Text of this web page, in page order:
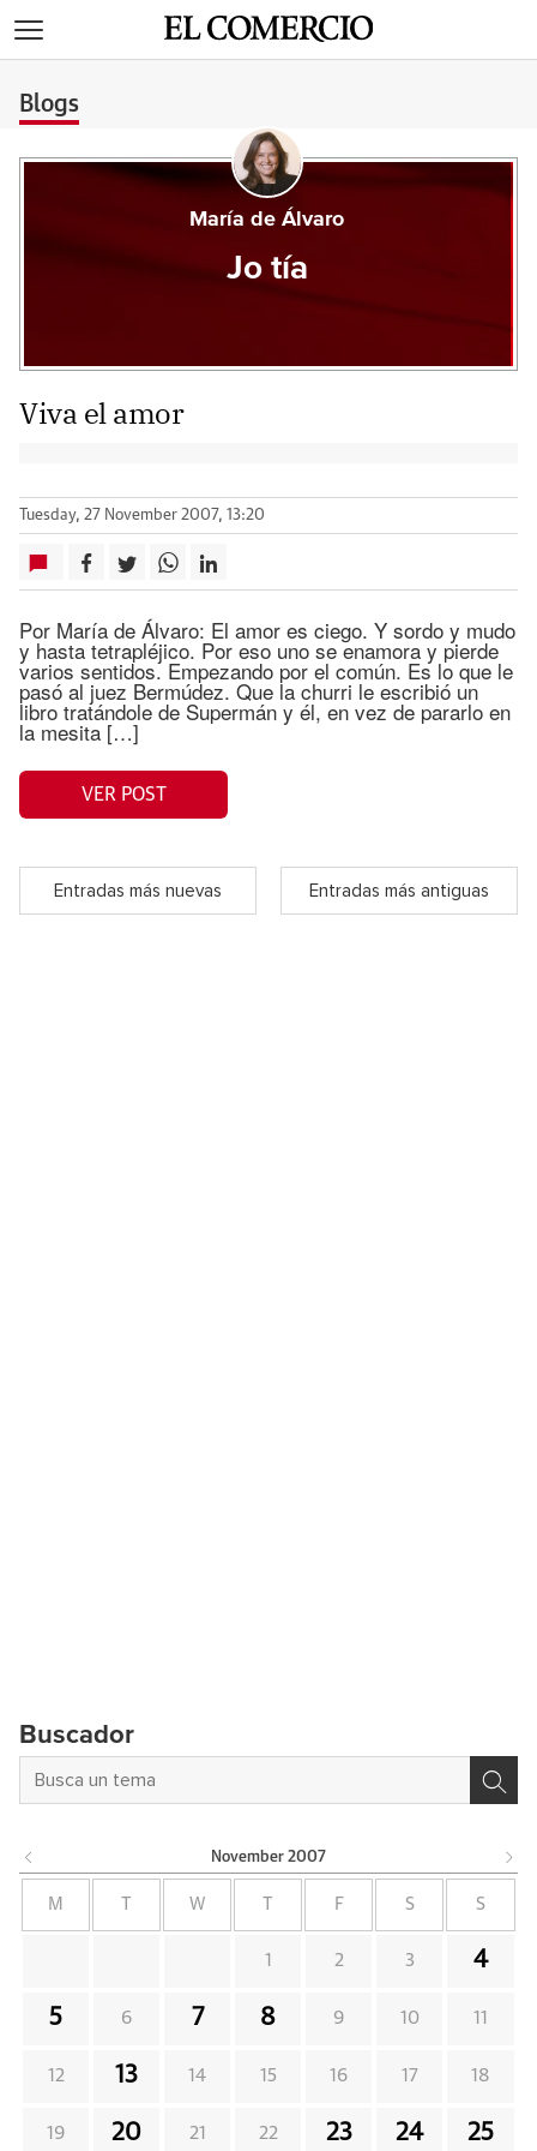
Blogs
María de Álvaro
Jo tía
Viva el amor
Tuesday, 27 November 2007, 13:20
Por María de Álvaro: El amor es ciego. Y sordo y mudo
y hasta tetrapléjico. Por eso uno se enamora y pierde
varios sentidos. Empezando por el común. Es lo que le
pasó al juez Bermúdez. Que la churri le escribió un
libro tratándole de Supermán y él, en vez de pararlo en
la mesita […]
VER POST
Entradas más nuevas Entradas más antiguas
Buscador
November 2007
M W F S S
1 2 3 4
5 6 7 8 9 10 11
12 13 14 15 16 17 18
19 20 21 22 23 24 25